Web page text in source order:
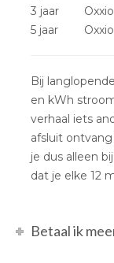
3 jaar
Oxxio
5 jaar
Oxxio
Bij
en kWh
verhaal iets
afsluit
je dus alleen
dat je elke 12
Betaal ik